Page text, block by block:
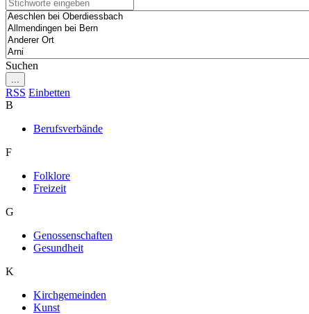
Suchen
RSS Einbetten
B
Berufsverbände
F
Folklore
Freizeit
G
Genossenschaften
Gesundheit
K
Kirchgemeinden
Kunst